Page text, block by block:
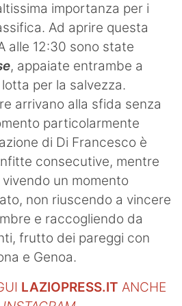
importanza per i
Ad aprire questa
alle 12:30 sono state
, appaiate entrambe a
per la salvezza.
arrivano alla sfida senza
particolarmente
di Di Francesco è
consecutive, mentre
un momento
non riuscendo a vincere
e raccogliendo da
frutto dei pareggi con
e Genoa.
LAZIOPRESS.IT ANCHE